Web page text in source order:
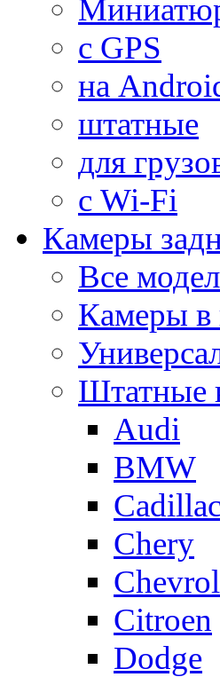
с GPS
на
штатные
для
с Wi-Fi
Камеры
Все
Камеры в
Штатные
Audi
BMW
Chery
Citroen
Dodge